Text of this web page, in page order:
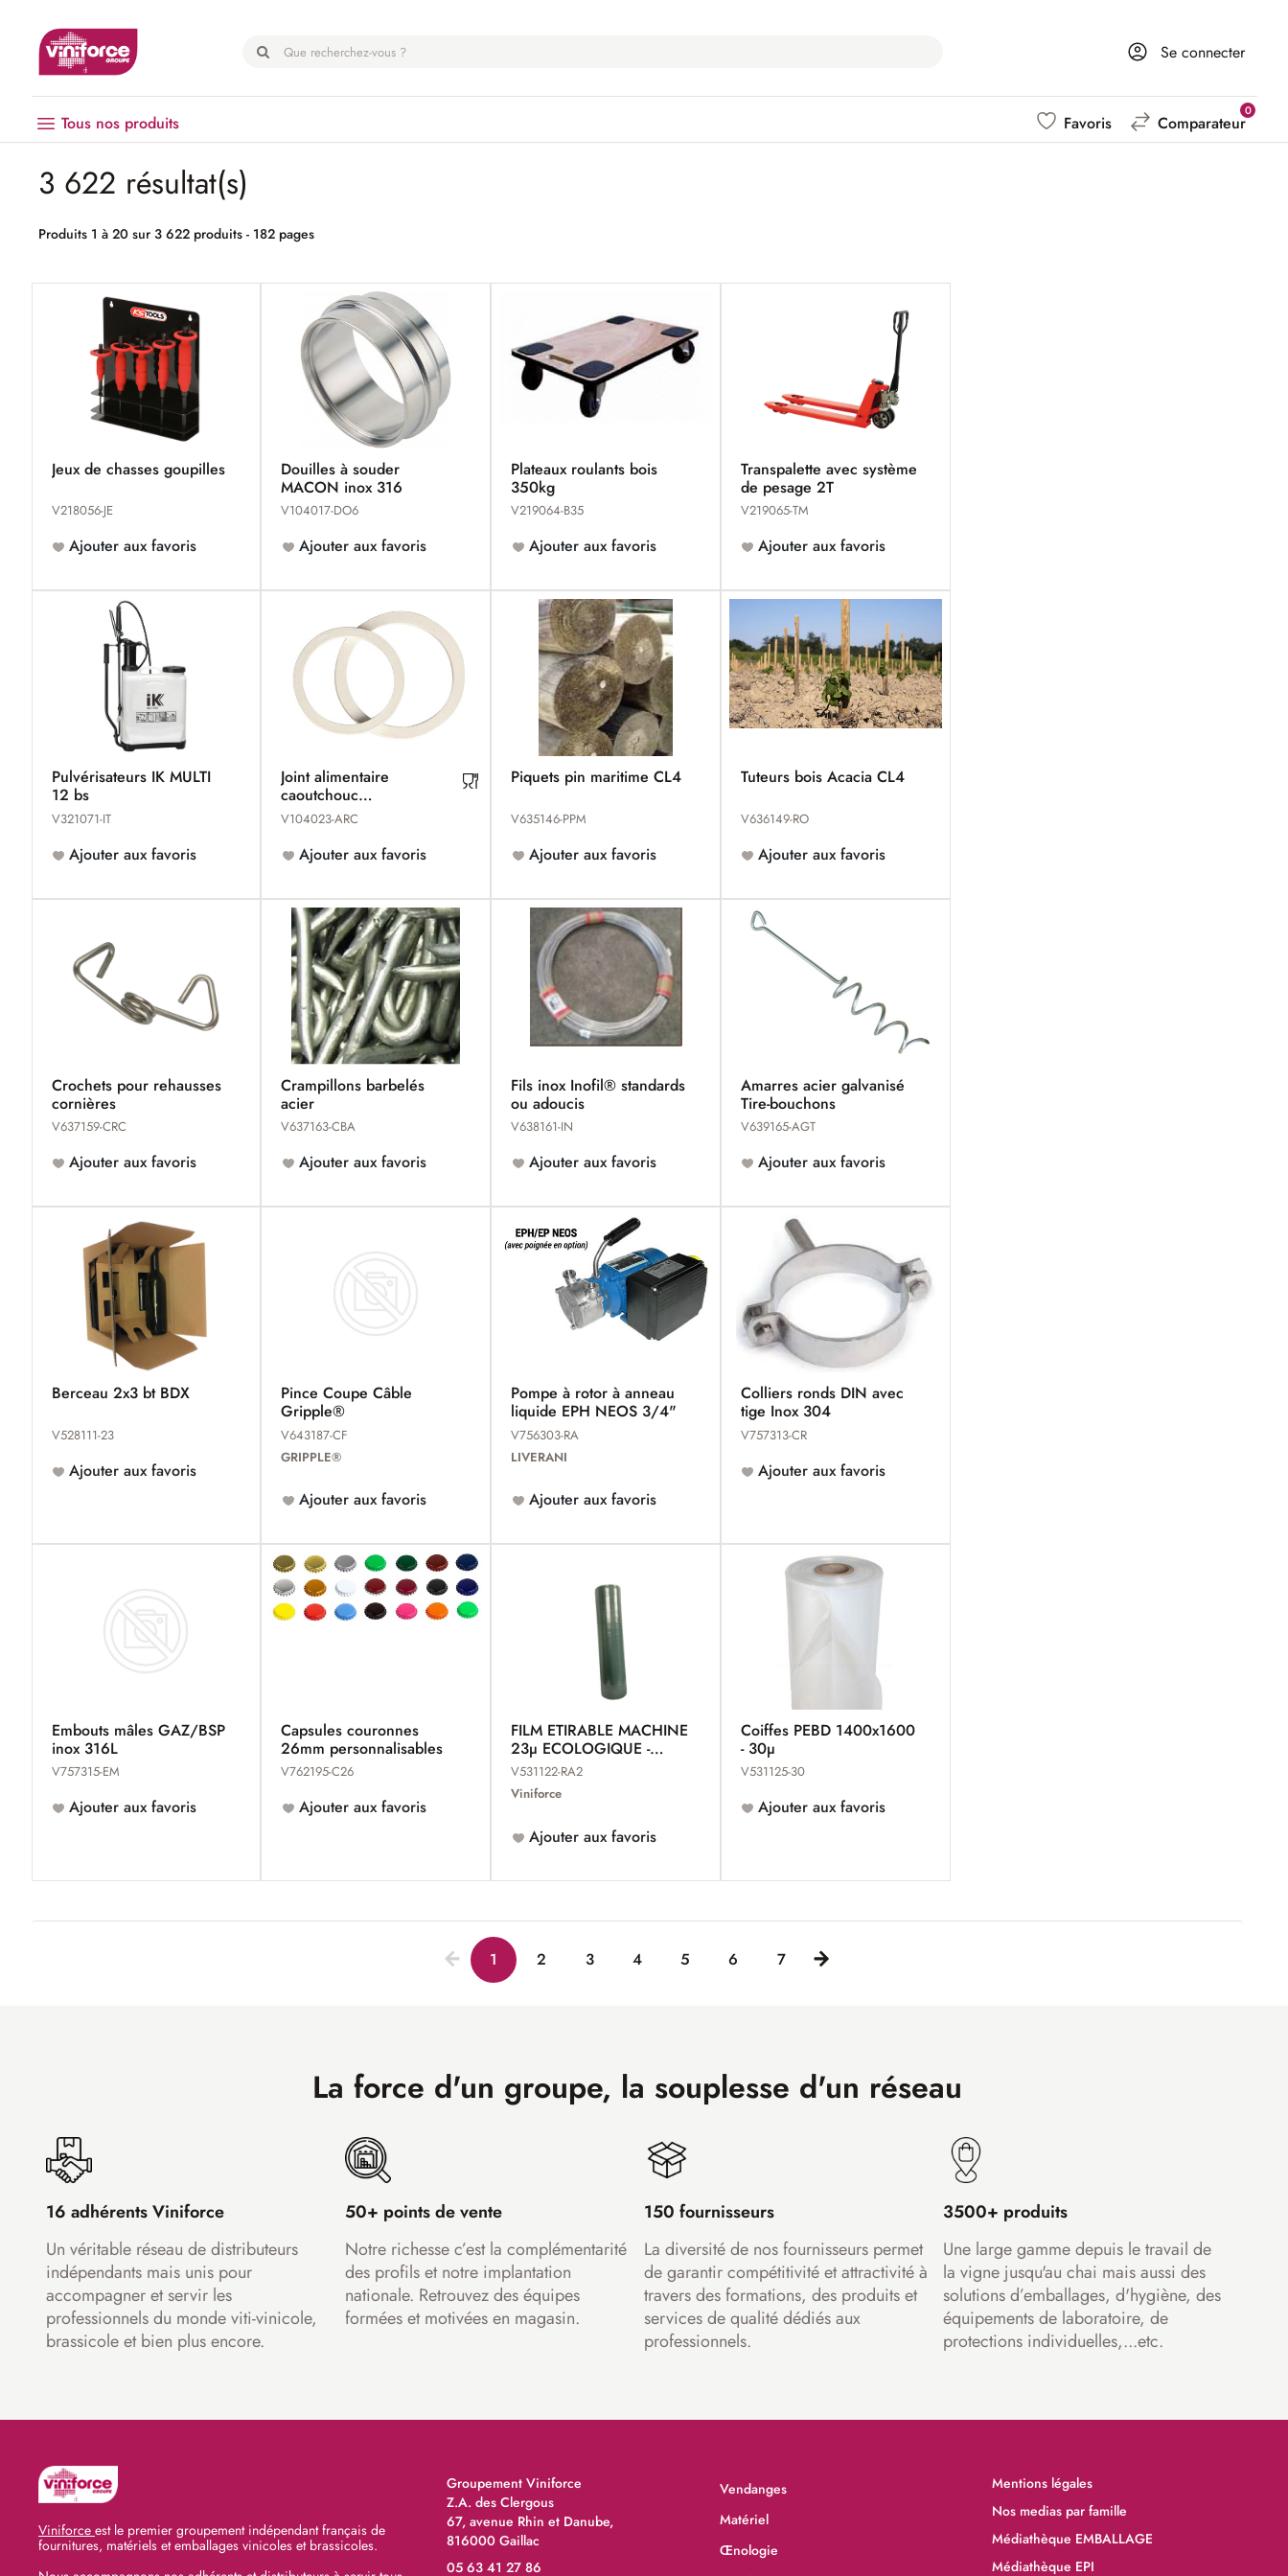
Se connecter
Tous nos produits
Vendanges
Hygiène
EPI
Emballage
Microbrasserie
Palissage
Favoris Comparateur
0
3 622 résultat(s)
Produits 1 à 20 sur 3 622 produits - 182 pages
Jeux de chasses goupilles
V218056-JE
Ajouter aux favoris
Douilles à souder
MACON inox 316
V104017-DO6
Ajouter aux favoris
Plateaux roulants bois
350kg
V219064-B35
Ajouter aux favoris
Transpalette avec système
de pesage 2T
V219065-TM
Ajouter aux favoris
Pulvérisateurs IK MULTI
12 bs
V321071-IT
Ajouter aux favoris
Joint alimentaire
caoutchouc
d'augmentation-réduction
V104023-ARC
Ajouter aux favoris
Piquets pin maritime CL4
V635146-PPM
Ajouter aux favoris
Tuteurs bois Acacia CL4
V636149-RO
Ajouter aux favoris
Crochets pour rehausses
cornières
V637159-CRC
Ajouter aux favoris
Crampillons barbelés
acier
V637163-CBA
Ajouter aux favoris
Fils inox Inofil® standards
ou adoucis
V638161-IN
Ajouter aux favoris
Amarres acier galvanisé
Tire-bouchons
V639165-AGT
Ajouter aux favoris
Berceau 2x3 bt BDX
V528111-23
Ajouter aux favoris
Pince Coupe Câble
Gripple®
V643187-CF
GRIPPLE®
Ajouter aux favoris
Pompe à rotor à anneau
liquide EPH NEOS 3/4"
V756303-RA
LIVERANI
Ajouter aux favoris
Colliers ronds DIN avec
tige Inox 304
V757313-CR
Ajouter aux favoris
Embouts mâles GAZ/BSP
inox 316L
V757315-EM
Ajouter aux favoris
Capsules couronnes
26mm personnalisables
V762195-C26
Ajouter aux favoris
FILM ETIRABLE MACHINE
23µ ECOLOGIQUE -
VINIFILM
V531122-RA2
Viniforce
Ajouter aux favoris
Coiffes PEBD 1400x1600
- 30µ
V531125-30
Ajouter aux favoris
1 2 3 4 5 6 7
La force d'un groupe, la souplesse d'un réseau
16 adhérents Viniforce
Un véritable réseau de distributeurs
indépendants mais unis pour
accompagner et servir les
professionnels du monde viti-vinicole,
brassicole et bien plus encore.
50+ points de vente
Notre richesse c’est la complémentarité
des profils et notre implantation
nationale. Retrouvez des équipes
formées et motivées en magasin.
150 fournisseurs
La diversité de nos fournisseurs permet
de garantir compétitivité et attractivité à
travers des formations, des produits et
services de qualité dédiés aux
professionnels.
3500+ produits
Une large gamme depuis le travail de
la vigne jusqu'au chai mais aussi des
solutions d’emballages, d'hygiène, des
équipements de laboratoire, de
protections individuelles,...etc.
Viniforce est le premier groupement indépendant français de
fournitures, matériels et emballages vinicoles et brassicoles.
Groupement Viniforce
Z.A. des Clergous
67, avenue Rhin et Danube,
816000 Gaillac
05 63 41 27 86
Vendanges
Matériel
Œnologie
Mentions légales
Nos medias par famille
Médiathèque EMBALLAGE
Médiathèque EPI